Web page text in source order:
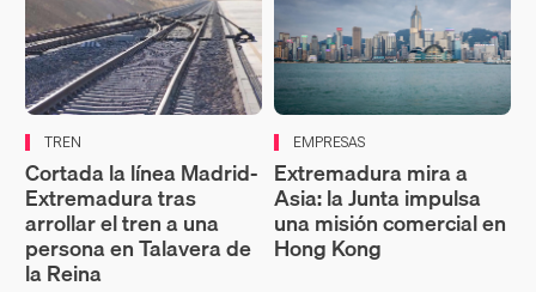
TREN
Cortada la línea Madrid-
Extremadura tras
arrollar el tren a una
persona en Talavera de
la Reina
EMPRESAS
Extremadura mira a
Asia: la Junta impulsa
una misión comercial en
Hong Kong